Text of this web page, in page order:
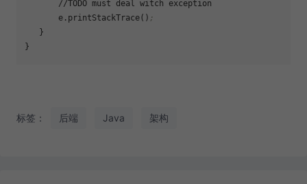
       //TODO must deal witch exception
       e.printStackTrace()
;
   }
标签： 后端 Java 架构